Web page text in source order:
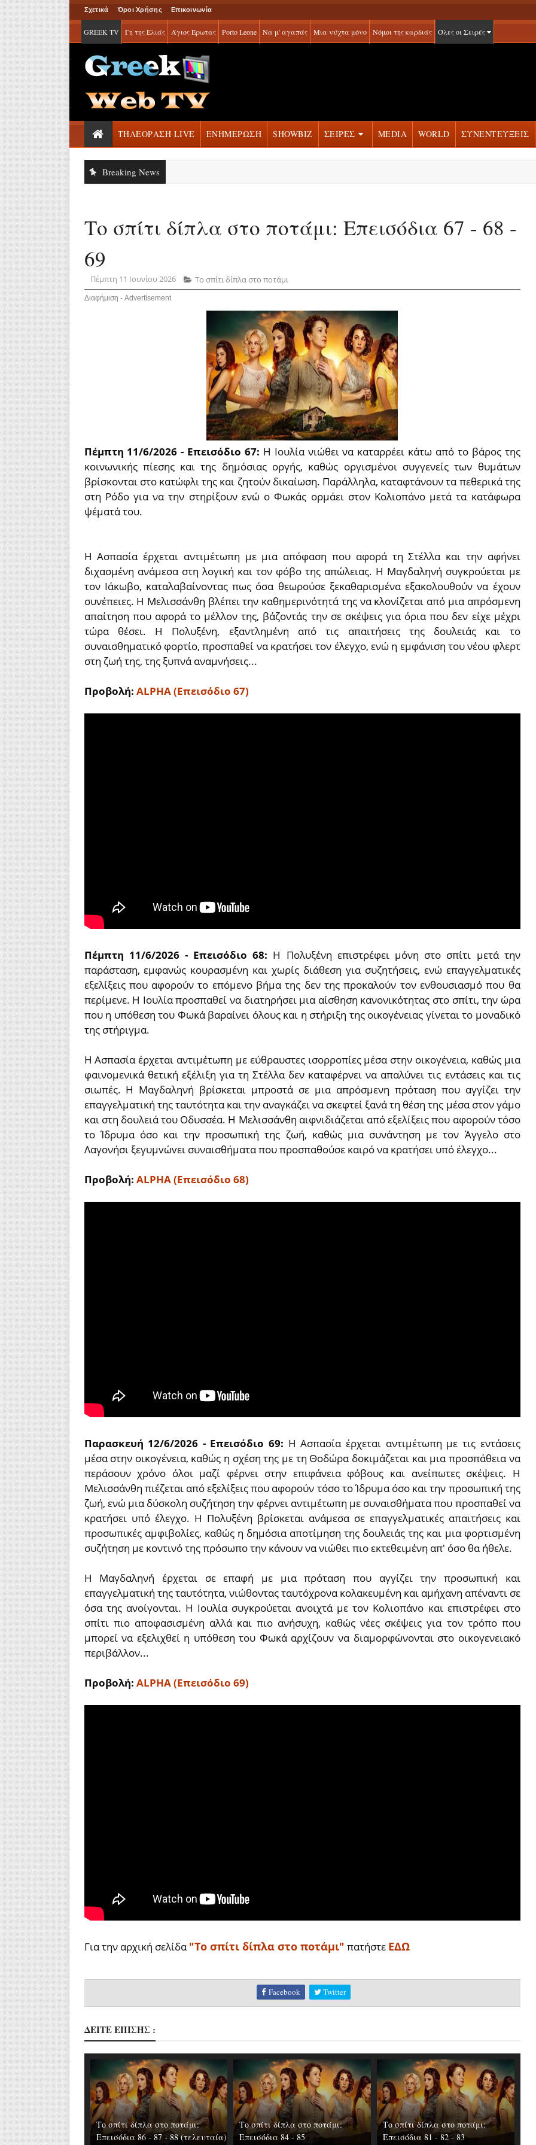
Σχετικά Όροι Χρήσης Επικοινωνία
GREEK TV Γη της Ελιάς Άγιος Έρωτας Porto Leone Να μ' αγαπάς Μια νύχτα μόνο Νόμοι της καρδιάς Όλες οι Σειρές
ΤΗΛΕΟΡΑΣΗ LIVE ΕΝΗΜΕΡΩΣΗ SHOWBIZ ΣΕΙΡΕΣ MEDIA WORLD ΣΥΝΕΝΤΕΥΞΕΙΣ
Breaking News
Το σπίτι δίπλα στο ποτάμι: Επεισόδια 67 - 68 -
69
Πέμπτη 11 Ιουνίου 2026 Το σπίτι δίπλα στο ποτάμι
Διαφήμιση - Advertisement
Πέμπτη 11/6/2026 - Επεισόδιο 67: Η Ιουλία νιώθει να καταρρέει κάτω από το βάρος της
κοινωνικής πίεσης και της δημόσιας οργής, καθώς οργισμένοι συγγενείς των θυμάτων
βρίσκονται στο κατώφλι της και ζητούν δικαίωση. Παράλληλα, καταφτάνουν τα πεθερικά της
στη Ρόδο για να την στηρίξουν ενώ ο Φωκάς ορμάει στον Κολιοπάνο μετά τα κατάφωρα
ψέματά του.
Η Ασπασία έρχεται αντιμέτωπη με μια απόφαση που αφορά τη Στέλλα και την αφήνει
διχασμένη ανάμεσα στη λογική και τον φόβο της απώλειας. Η Μαγδαληνή συγκρούεται με
τον Ιάκωβο, καταλαβαίνοντας πως όσα θεωρούσε ξεκαθαρισμένα εξακολουθούν να έχουν
συνέπειες. Η Μελισσάνθη βλέπει την καθημερινότητά της να κλονίζεται από μια απρόσμενη
απαίτηση που αφορά το μέλλον της, βάζοντάς την σε σκέψεις για όρια που δεν είχε μέχρι
τώρα θέσει. Η Πολυξένη, εξαντλημένη από τις απαιτήσεις της δουλειάς και το
συναισθηματικό φορτίο, προσπαθεί να κρατήσει τον έλεγχο, ενώ η εμφάνιση του νέου φλερτ
στη ζωή της, της ξυπνά αναμνήσεις...
Προβολή: ALPHA (Επεισόδιο 67)
Πέμπτη 11/6/2026 - Επεισόδιο 68: Η Πολυξένη επιστρέφει μόνη στο σπίτι μετά την
παράσταση, εμφανώς κουρασμένη και χωρίς διάθεση για συζητήσεις, ενώ επαγγελματικές
εξελίξεις που αφορούν το επόμενο βήμα της δεν της προκαλούν τον ενθουσιασμό που θα
περίμενε. Η Ιουλία προσπαθεί να διατηρήσει μια αίσθηση κανονικότητας στο σπίτι, την ώρα
που η υπόθεση του Φωκά βαραίνει όλους και η στήριξη της οικογένειας γίνεται το μοναδικό
της στήριγμα.
Η Ασπασία έρχεται αντιμέτωπη με εύθραυστες ισορροπίες μέσα στην οικογένεια, καθώς μια
φαινομενικά θετική εξέλιξη για τη Στέλλα δεν καταφέρνει να απαλύνει τις εντάσεις και τις
σιωπές. Η Μαγδαληνή βρίσκεται μπροστά σε μια απρόσμενη πρόταση που αγγίζει την
επαγγελματική της ταυτότητα και την αναγκάζει να σκεφτεί ξανά τη θέση της μέσα στον γάμο
και στη δουλειά του Οδυσσέα. Η Μελισσάνθη αιφνιδιάζεται από εξελίξεις που αφορούν τόσο
το Ίδρυμα όσο και την προσωπική της ζωή, καθώς μια συνάντηση με τον Άγγελο στο
Λαγονήσι ξεγυμvώvει συναισθήματα που προσπαθούσε καιρό να κρατήσει υπό έλεγχο...
Προβολή: ALPHA (Επεισόδιο 68)
Παρασκευή 12/6/2026 - Επεισόδιο 69: Η Ασπασία έρχεται αντιμέτωπη με τις εντάσεις
μέσα στην οικογένεια, καθώς η σχέση της με τη Θοδώρα δοκιμάζεται και μια προσπάθεια να
περάσουν χρόνο όλοι μαζί φέρνει στην επιφάνεια φόβους και ανείπωτες σκέψεις. Η
Μελισσάνθη πιέζεται από εξελίξεις που αφορούν τόσο το Ίδρυμα όσο και την προσωπική της
ζωή, ενώ μια δύσκολη συζήτηση την φέρνει αντιμέτωπη με συναισθήματα που προσπαθεί να
κρατήσει υπό έλεγχο. Η Πολυξένη βρίσκεται ανάμεσα σε επαγγελματικές απαιτήσεις και
προσωπικές αμφιβολίες, καθώς η δημόσια αποτίμηση της δουλειάς της και μια φορτισμένη
συζήτηση με κοντινό της πρόσωπο την κάνουν να νιώθει πιο εκτεθειμένη απ' όσο θα ήθελε.
Η Μαγδαληνή έρχεται σε επαφή με μια πρόταση που αγγίζει την προσωπική και
επαγγελματική της ταυτότητα, νιώθοντας ταυτόχρονα κολακευμένη και αμήχανη απέναντι σε
όσα της ανοίγονται. Η Ιουλία συγκρούεται ανοιχτά με τον Κολιοπάνο και επιστρέφει στο
σπίτι πιο αποφασισμένη αλλά και πιο ανήσυχη, καθώς νέες σκέψεις για τον τρόπο που
μπορεί να εξελιχθεί η υπόθεση του Φωκά αρχίζουν να διαμορφώνονται στο οικογενειακό
περιβάλλον...
Προβολή: ALPHA (Επεισόδιο 69)
Για την αρχική σελίδα"Το σπίτι δίπλα στο ποτάμι" πατήστε ΕΔΩ
Facebook Twitter
ΔΕΙΤΕ ΕΠΙΣΗΣ :
Το σπίτι δίπλα στο ποτάμι:
Επεισόδια 86 - 87 - 88 (τελευταία)
Το σπίτι δίπλα στο ποτάμι:
Επεισόδια 84 - 85
Το σπίτι δίπλα στο ποτάμι:
Επεισόδια 81 - 82 - 83